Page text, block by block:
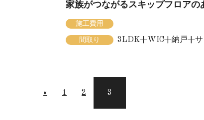
家族がつながるスキップフロアの
施工費用
間取り 3LDK+WIC+納戸+サ
« 1 2 3